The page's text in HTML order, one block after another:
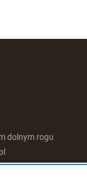
dolnym rogu